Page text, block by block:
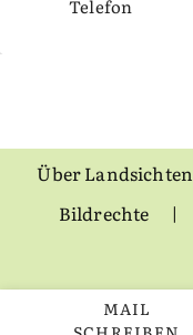
MAIL
Telefon
Über Landsichten
Bildrechte